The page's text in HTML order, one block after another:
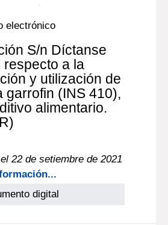
digital
electrónico
S/n Díctanse
respecto a la
y utilización de
garrofin (INS 410),
alimentario.
22 de setiembre de 2021